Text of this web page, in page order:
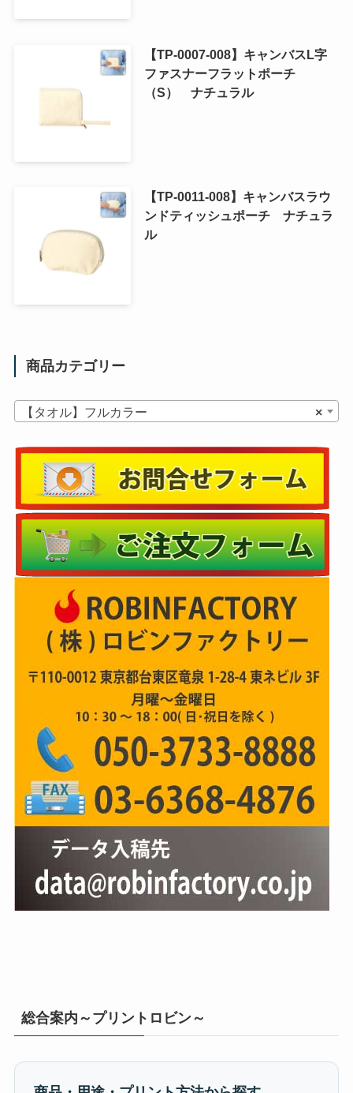
【TP-0007-008】キャンバスL字
ファスナーフラットポーチ
（S） ナチュラル
【TP-0011-008】キャンバスラウ
ンドティッシュポーチ ナチュラ
ル
商品カテゴリー
×
【タオル】フルカラー
総合案内～プリントロビン～